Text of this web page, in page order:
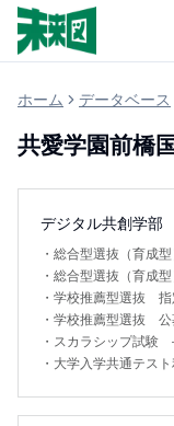
ホーム データベース
共愛学園前橋
デジタル共創学部
・ 総合型選抜（育成型
・ 総合型選抜（育成型
・ 学校推薦型選抜 指
・ 学校推薦型選抜 公
・ スカラシップ試験
・ 大学入学共通テス